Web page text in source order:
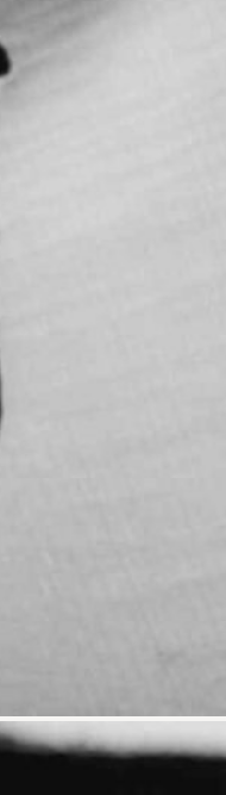
das
Reparatur
der
bildet